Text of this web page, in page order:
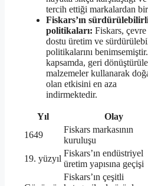
tercih ettiği markalardan
Fiskars’ın
politikaları: Fiskars, çevre
dostu üretim ve
politikalarını
kapsamda, geri
malzemeler kullanarak
olan etkisini en aza
indirmektedir.
Yıl
Olay
1649
Fiskars markasının
kuruluşu
19. yüzyıl
Fiskars’ın endüstriyel
üretim yapısına geçişi
Fiskars’ın çeşitli